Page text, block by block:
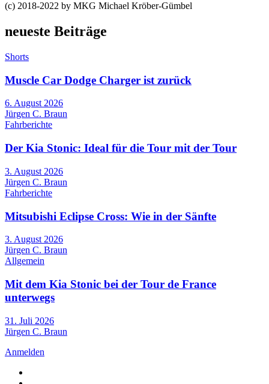
(c) 2018-2022 by MKG Michael Kröber-Gümbel
neueste Beiträge
Shorts
Muscle Car Dodge Charger ist zurück
6. August 2026
Jürgen C. Braun
Fahrberichte
Der Kia Stonic: Ideal für die Tour mit der Tour
3. August 2026
Jürgen C. Braun
Fahrberichte
Mitsubishi Eclipse Cross: Wie in der Sänfte
3. August 2026
Jürgen C. Braun
Allgemein
Mit dem Kia Stonic bei der Tour de France
unterwegs
31. Juli 2026
Jürgen C. Braun
Anmelden